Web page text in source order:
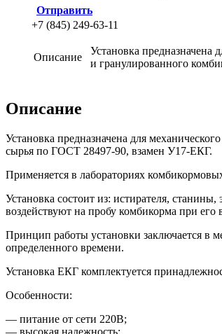
Отправить
+7 (845) 249-63-11
Описание
Установка предназначена
и гранулированного
Описание
Установка предназначена для
сырья по ГОСТ 28497-90, взамен У17-ЕКГ.
Применяется в лабораториях
Установка состоит из: истирателя,
воздействуют на пробу комбикорма при
Принцип работы установки заключается в
определенного времени.
Установка ЕКГ комплектуется
Особенности:
— питание от сети 220В;
— высокая надежность;